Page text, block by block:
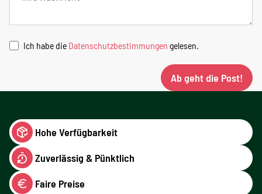
Ich habe die Datenschutzbestimmungen gelesen.
Ab geht die Post!
Hohe Verfügbarkeit
Zuverlässig & Pünktlich
Faire Preise